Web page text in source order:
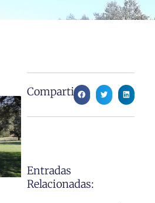
Compartir:
Entradas
Relacionadas: